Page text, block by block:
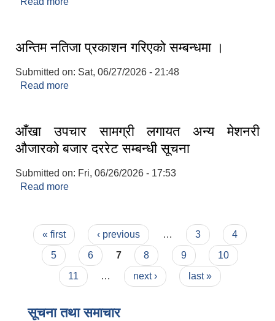
अन्तिम नतिजा प्रकाशन गरिएको सम्बन्धमा ।
Submitted on: Sat, 06/27/2026 - 21:48
Read more
आँखा उपचार सामग्री लगायत अन्य मेशनरी
औजारको बजार दररेट सम्बन्धी सूचना
Submitted on: Fri, 06/26/2026 - 17:53
Read more
Pages
« first ‹ previous … 3
4
5
6 7 8 9
10
11
… next › last »
सूचना तथा समाचार